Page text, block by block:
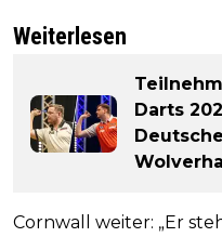
Weiterlesen
Darts
Cornwall weiter: „Er